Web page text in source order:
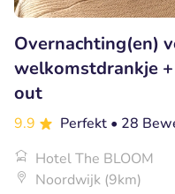
Overnachting(en)
welkomstdrankje
out
9.9 Perfekt • 28
Hotel The BLOOM
Noordwijk (9km)